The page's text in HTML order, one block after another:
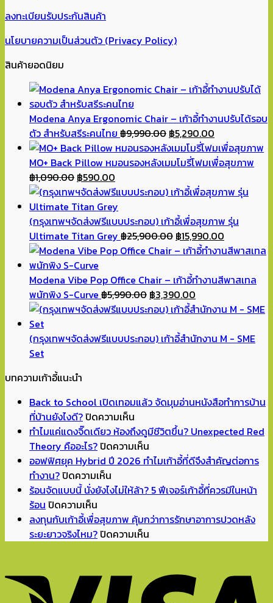
ลงทะเบียนรับประกันสินค้า
นโยบายความเป็นส่วนตัว (Privacy Policy)
สินค้ายอดนิยม
Modena Anya Ergonomic Chair – เก้าอี้ทำงานปรับได้รอบ
ตัว สำหรับสรีระคนไทย ฿9,990.00 Original
price
was:
฿5,290.00
price
is:
MO+ Back Pillow หมอนรองหลังเมมโมรี่โฟมเพื่อสุขภาพ
฿1,090.00 Original
price
was:
฿1,090.00.
฿590.00
price
is:
฿590.00.
(กรุงเทพฯจัดส่งฟรีแบบประกอบ) เก้าอี้เพื่อสุขภาพ รุ่น
Ultimate Titan Grey ฿25,900.00 Original
price
฿25,900.00.
฿15,990.00
price
฿
Modena Vibe Pop Office Chair – เก้าอี้ทำงานสีพาสเทล
พนักพิง S-Curve ฿5,990.00 Original
price
฿5,990.00.
฿3,390.00
price
฿3,390.00.
(กรุงเทพฯจัดส่งฟรีแบบประกอบ) เก้าอี้สำนักงาน M - SME
Set
บทความเก้าอี้แนะนำ
Back to School เปิดเทอมแล้ว จัดมุมอ่านหนังสือทำการบ้าน
ที่บ้านยังไงดี?ปิดความเห็น
Back
to
School
เทอม
จัด
มุม
ทำการ
บ้าน
ทำไมแค่แดงจิ๊ดเดียว ห้องถึงดูมีชีวิตขึ้น? Unexpected Red
Theory คืออะไร?ปิดความเห็น
ทำไม
แดง
เดียว
มี
ชีวิต
ออฟฟิศยุค Hybrid ปี 2026 ทำไมเก้าอี้ที่ดีจึงสำคัญต่อการ
ทำงาน?ปิดความเห็น
ออฟฟิศ
Hybrid
ปี
เก้าอี้
ร้อนจัดแบบนี้ นั่งยังไงไม่ให้ล้า? 5 ฟีเจอร์เก้าอี้ที่ควรมีในหน้า
ร้อน ปิดความเห็น
ร้อน
จัด
นั่ง
ยัง
ลงทุนกับเก้าอี้เพื่อสุขภาพ คุ้มกว่าการรักษาอาการปวดหลัง
ระยะยาวจริงไหม?ปิดความเห็น
เก้าอี้
เพื่อ